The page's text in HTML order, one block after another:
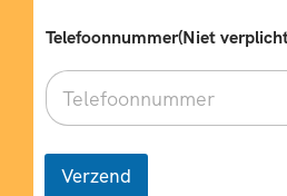
Telefoonnummer(Niet
Verzend